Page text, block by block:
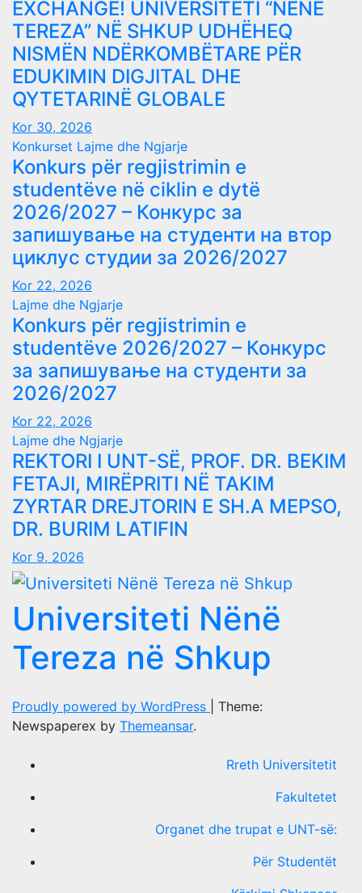
EXCHANGE! UNIVERSITETI “NËNË
TEREZA” NË SHKUP UDHËHEQ
NISMËN NDËRKOMBËTARE PËR
EDUKIMIN DIGJITAL DHE
QYTETARINË GLOBALE
Kor 30, 2026
Konkurset Lajme dhe Ngjarje
Konkurs për regjistrimin e
studentëve në ciklin e dytë
2026/2027 – Конкурс за
запишување на студенти на втор
циклус студии за 2026/2027
Kor 22, 2026
Lajme dhe Ngjarje
Konkurs për regjistrimin e
studentëve 2026/2027 – Конкурс
за запишување на студенти за
2026/2027
Kor 22, 2026
Lajme dhe Ngjarje
REKTORI I UNT-SË, PROF. DR. BEKIM
FETAJI, MIRËPRITI NË TAKIM
ZYRTAR DREJTORIN E SH.A MEPSO,
DR. BURIM LATIFIN
Kor 9, 2026
Universiteti Nënë
Tereza në Shkup
Proudly powered by WordPress
Theme:
Newspaperex by Themeansar.
Rreth Universitetit
Fakultetet
Organet dhe trupat e UNT-së:
Për Studentët